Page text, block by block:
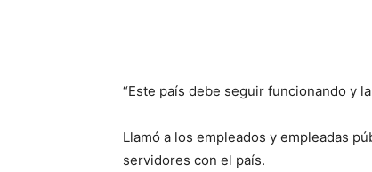
“Este país debe seguir funcionando y
Llamó a los empleados y empleadas
servidores con el país.